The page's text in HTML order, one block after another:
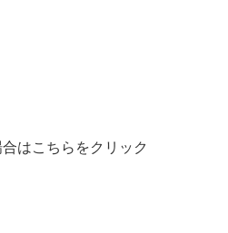
はこちらをクリック